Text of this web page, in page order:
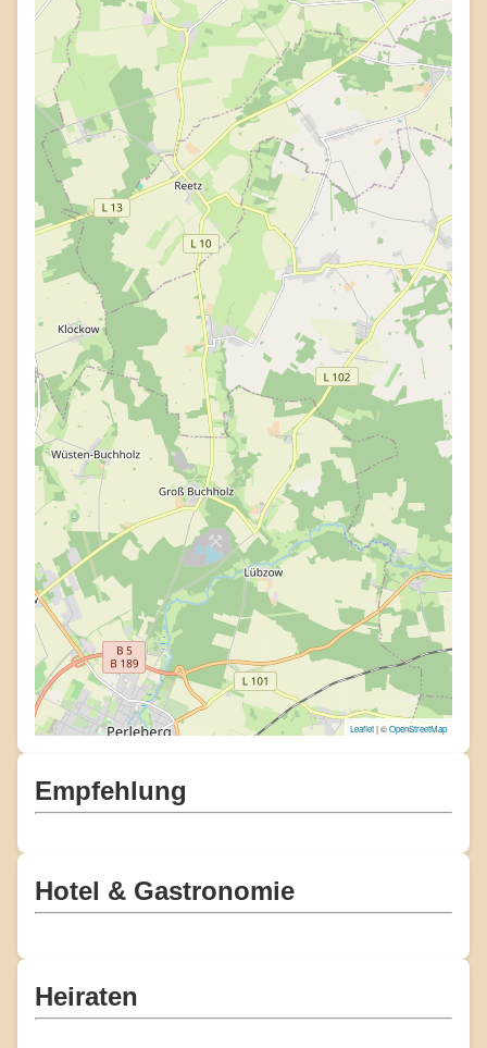
Leaflet| ©OpenStreetMap
Empfehlung
Hotel & Gastronomie
Heiraten